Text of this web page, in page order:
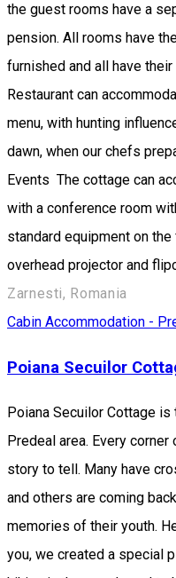
the guest rooms have a
pension. All rooms have
furnished and all have
Restaurant can
menu, with hunting
dawn, when our chefs
Events The cottage can
with a conference room
standard equipment on
overhead projector and
Zarnesti, Romania
Cabin Accommodation -
Poiana Secuilor
Poiana Secuilor Cottage
Predeal area. Every
story to tell. Many have
and others are coming
memories of their youth.
you, we created a special